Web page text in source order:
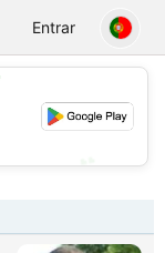
Entrar